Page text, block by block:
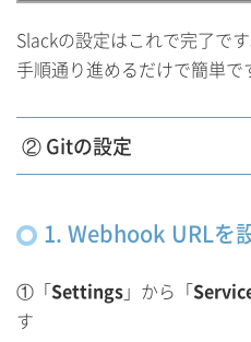
Slackの設定はこれで完了です
手順通り進めるだけで簡単で
② Gitの設定
1. Webhook URLを
①「Settings」から「
す